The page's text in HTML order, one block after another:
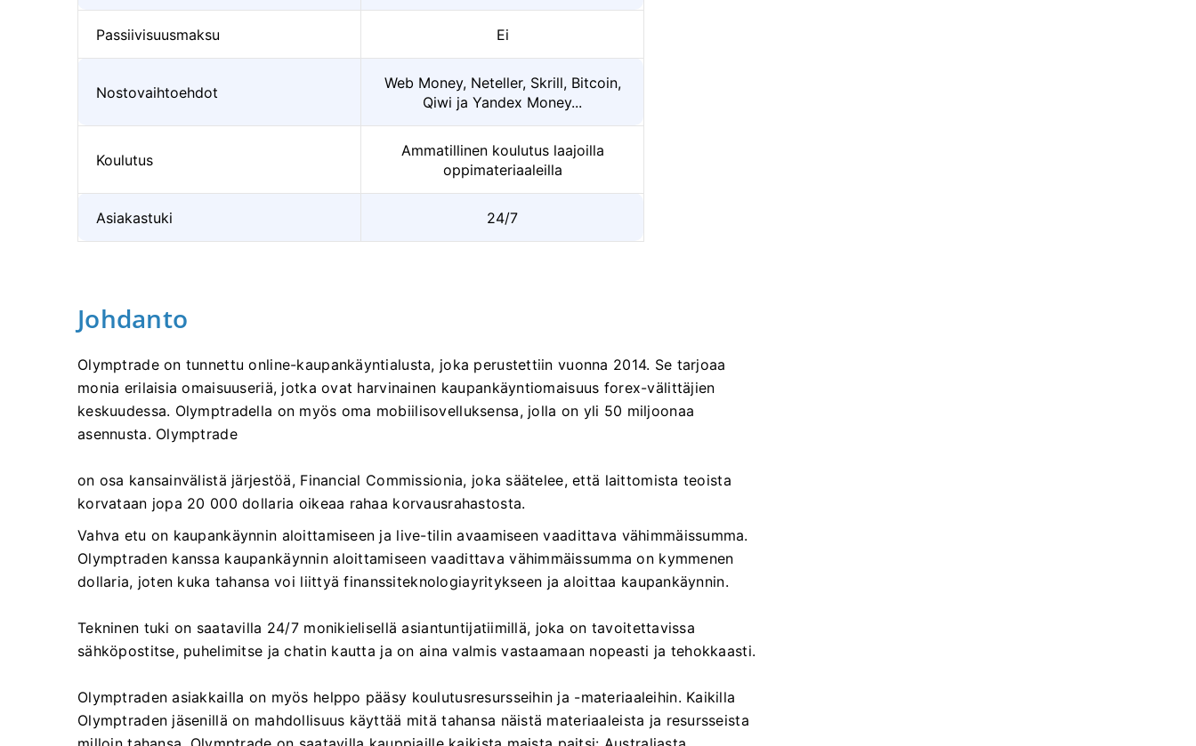
Passiivisuusmaksu Ei
Nostovaihtoehdot
Web Money, Neteller, Skrill, Bitcoin,
Qiwi ja Yandex Money...
Koulutus
Ammatillinen koulutus laajoilla
oppimateriaaleilla
Asiakastuki 24/7
Johdanto
Olymptrade on tunnettu online-kaupankäyntialusta, joka perustettiin vuonna 2014. Se tarjoaa
monia erilaisia ​​omaisuuseriä, jotka ovat harvinainen kaupankäyntiomaisuus forex-välittäjien
keskuudessa. Olymptradella on myös oma mobiilisovelluksensa, jolla on yli 50 miljoonaa
asennusta. Olymptrade
on osa kansainvälistä järjestöä, Financial Commissionia, joka säätelee, että laittomista teoista
korvataan jopa 20 000 dollaria oikeaa rahaa korvausrahastosta.
Vahva etu on kaupankäynnin aloittamiseen ja live-tilin avaamiseen vaadittava vähimmäissumma.
Olymptraden kanssa kaupankäynnin aloittamiseen vaadittava vähimmäissumma on kymmenen
dollaria, joten kuka tahansa voi liittyä finanssiteknologiayritykseen ja aloittaa kaupankäynnin.
Tekninen tuki on saatavilla 24/7 monikielisellä asiantuntijatiimillä, joka on tavoitettavissa
sähköpostitse, puhelimitse ja chatin kautta ja on aina valmis vastaamaan nopeasti ja tehokkaasti.
Olymptraden asiakkailla on myös helppo pääsy koulutusresursseihin ja -materiaaleihin. Kaikilla
Olymptraden jäsenillä on mahdollisuus käyttää mitä tahansa näistä materiaaleista ja resursseista